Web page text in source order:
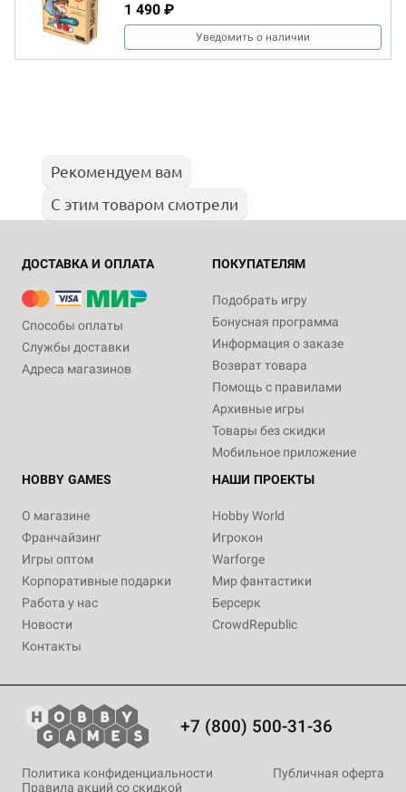
1 490 ₽
Уведомить о наличии
Рекомендуем вам
С этим товаром смотрели
ДОСТАВКА И ОПЛАТА
Способы оплаты
Службы доставки
Адреса магазинов
ПОКУПАТЕЛЯМ
Подобрать игру
Бонусная программа
Информация о заказе
Возврат товара
Помощь с правилами
Архивные игры
Товары без скидки
Мобильное приложение
HOBBY GAMES
О магазине
Франчайзинг
Игры оптом
Корпоративные подарки
Работа у нас
Новости
Контакты
НАШИ ПРОЕКТЫ
Hobby World
Игрокон
Warforge
Мир фантастики
Берсерк
CrowdRepublic
+7 (800) 500-31-36
Политика конфиденциальности
Публичная оферта
Правила акций со скидкой